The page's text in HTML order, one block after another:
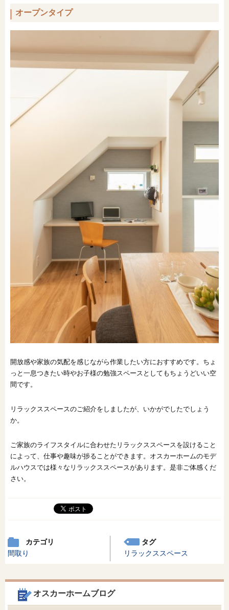
オープンタイプ
開放感や家族の気配を感じながら作業したい方におすすめです。ちょ
っと一息つきたい時やお子様の勉強スペースとしてもちょうどいい空
間です。
リラックススペースのご紹介をしましたが、いかがでしたでしょう
か。
ご家族のライフスタイルに合わせたリラックススペースを設けること
によって、仕事や趣味が捗ることができます。オスカーホームのモデ
ルハウスでは様々なリラックススペースがあります。是非ご体感くだ
さい。
カテゴリ
間取り
タグ
リラックススペース
オスカーホームブログ